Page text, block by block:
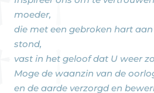
moeder,
die met een gebroken hart
stond,
vast in het geloof dat U weer
Moge de waanzin van de
en de aarde verzorgd en